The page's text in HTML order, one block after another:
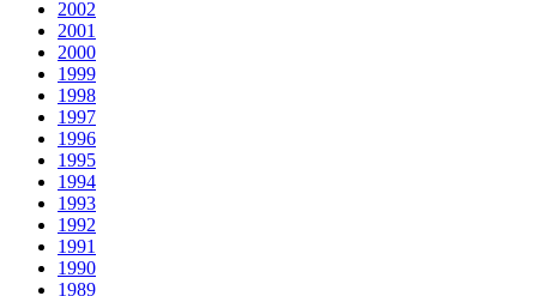
2002
2001
2000
1999
1998
1997
1996
1995
1994
1993
1992
1991
1990
1989